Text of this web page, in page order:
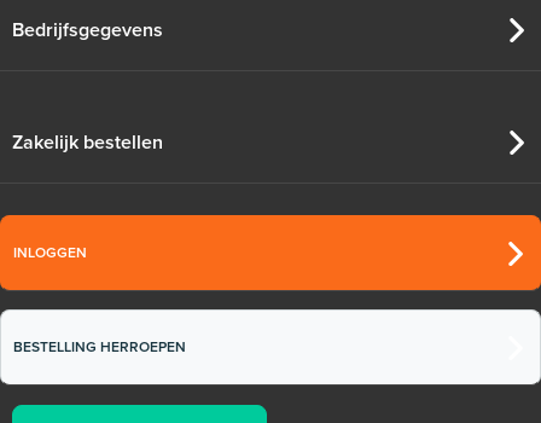
Bedrijfsgegevens
Zakelijk bestellen
INLOGGEN
BESTELLING HERROEPEN